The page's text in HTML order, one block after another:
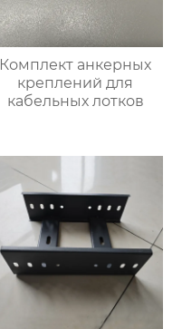
Комплект анкерных
креплений для
кабельных лотков